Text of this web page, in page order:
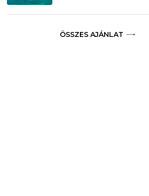
ÖSSZES AJÁNLAT